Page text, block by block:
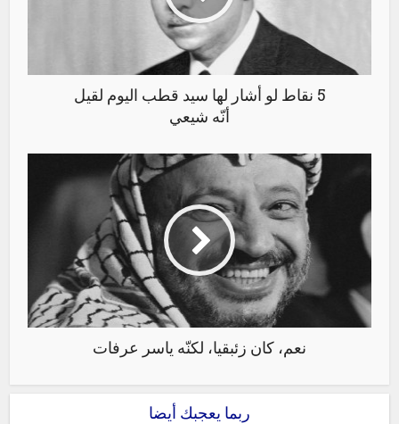
5 نقاط لو أشار لها سيد قطب اليوم لقيل
أنّه شيعي
نعم، كان زئبقيا، لكنّه ياسر عرفات
ربما يعجبك أيضا